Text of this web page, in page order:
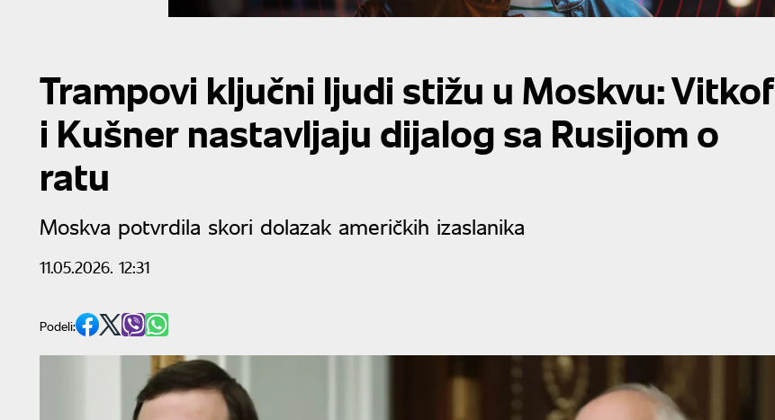
Trampovi ključni ljudi stižu u Moskvu: Vitkof
i Kušner nastavljaju dijalog sa Rusijom o
ratu
Moskva potvrdila skori dolazak američkih izaslanika
11.05.2026. 12:31
Podeli: